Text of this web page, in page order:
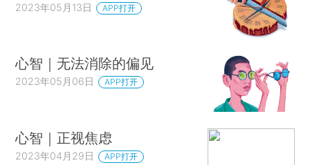
2023年05月13日 APP打开
心智｜无法消除的偏见
2023年05月06日 APP打开
心智｜正视焦虑
2023年04月29日 APP打开